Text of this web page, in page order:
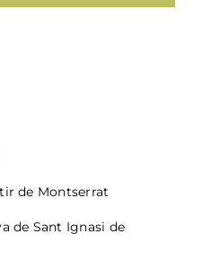
de Montserrat
de Sant Ignasi de